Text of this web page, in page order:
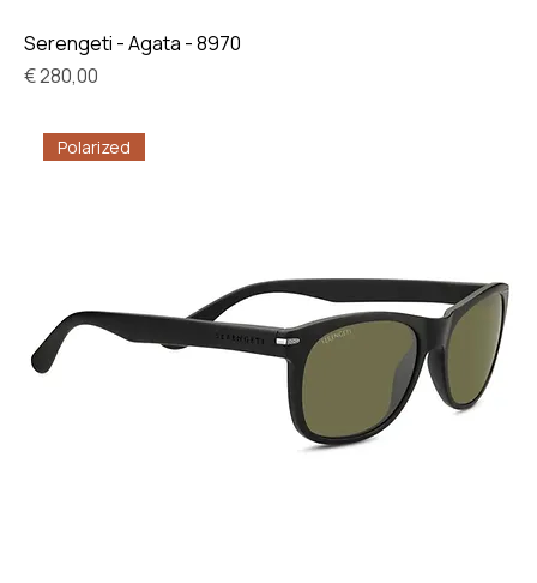
Serengeti - Agata - 8970
Prijs
€ 280,00
Polarized